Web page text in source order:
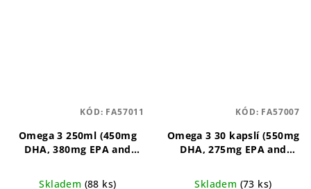
Omega 3 250ml (450mg
DHA, 380mg EPA and
pro děti s DHA, EPA a
Skladem (88 ks)
KÓD: FA57011
Omega 3 30 kapslí (550mg
DHA, 275mg EPA and
Aljaška
Omega 3 s DHA,
Skladem (73 ks)
KÓD: FA57007